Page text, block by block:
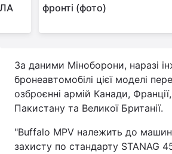
фронті (фото)
За даними Міноборони, наразі
бронеавтомобілі цієї моделі
озброєнні армій Канади, Франції,
Пакистану та Великої Британії.
"Buffalo MPV належить до машин
захисту по стандарту STANAG